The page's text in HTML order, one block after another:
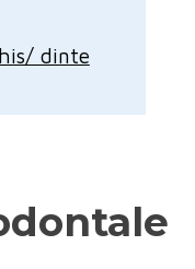
dinte